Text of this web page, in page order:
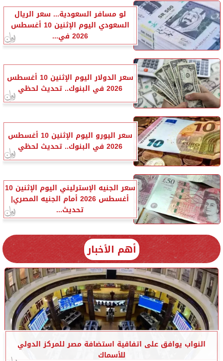
لو مسافر السعودية... سعر الريال
السعودي اليوم الإثنين 10 أغسطس
2026 في...
سعر الدولار اليوم الإثنين 10 أغسطس
2026 في البنوك.. تحديث لحظي
سعر اليورو اليوم الإثنين 10 أغسطس
2026 في البنوك.. تحديث لحظي
سعر الجنيه الإسترليني اليوم الإثنين 10
أغسطس 2026 أمام الجنيه المصري|
تحديث...
أهم الأخبار
النواب يوافق على اتفاقية استضافة مصر للمركز الدولي
للأسماك